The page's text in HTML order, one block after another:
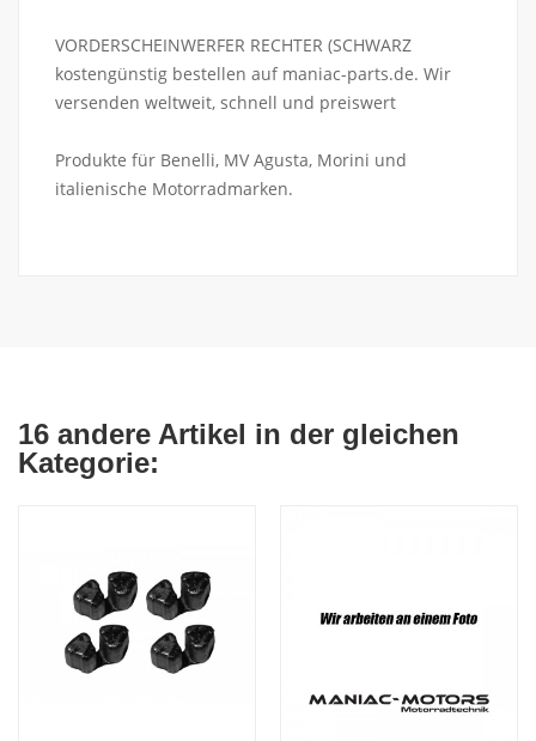
VORDERSCHEINWERFER RECHTER (SCHWARZ
kostengünstig bestellen auf maniac-parts.de. Wir
versenden weltweit, schnell und preiswert
Produkte für Benelli, MV Agusta, Morini und
italienische Motorradmarken.
16 andere Artikel in der gleichen
Kategorie: